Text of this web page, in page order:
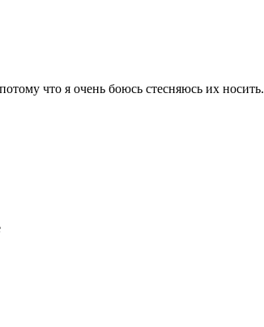
что я очень боюсь стесняюсь их носить.